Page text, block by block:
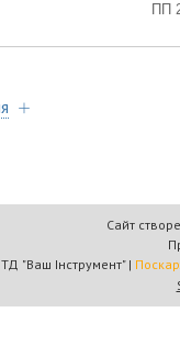
ПП
Сайт
ТД "Ваш Інструмент" |